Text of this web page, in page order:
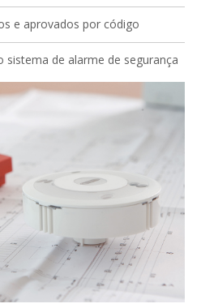
e aprovados por código
de alarme de segurança